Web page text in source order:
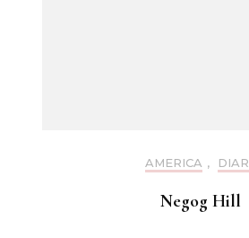
AMERICA ,
Negog Hill